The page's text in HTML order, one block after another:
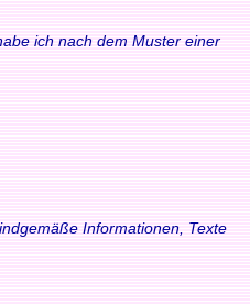
ich nach dem Muster einer
Informationen, Texte